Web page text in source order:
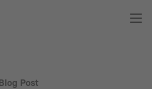
Blog Post